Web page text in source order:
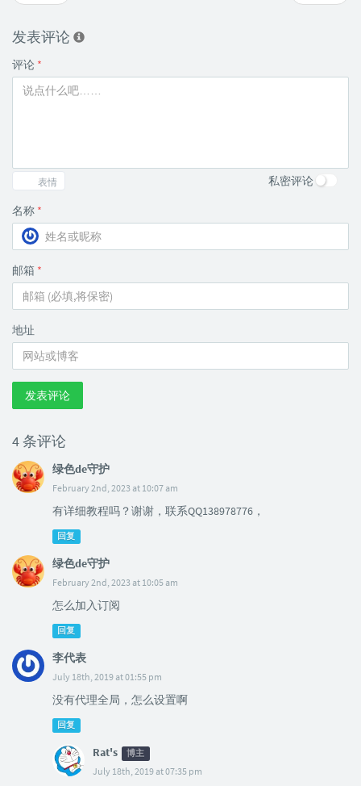
发表评论
评论 *
表情 私密评论
名称 *
邮箱 *
地址
发表评论
4 条评论
绿色de守护
February 2nd, 2023 at 10:07 am
有详细教程吗？谢谢，联系QQ138978776，
回复
绿色de守护
February 2nd, 2023 at 10:05 am
怎么加入订阅
回复
李代表
July 18th, 2019 at 01:55 pm
没有代理全局，怎么设置啊
回复
Rat's 博主
July 18th, 2019 at 07:35 pm